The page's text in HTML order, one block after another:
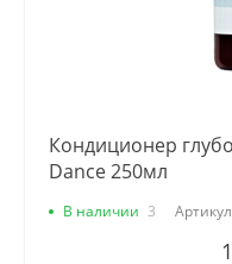
Кондиционер
Dance 250мл
В наличии 3 Артикул